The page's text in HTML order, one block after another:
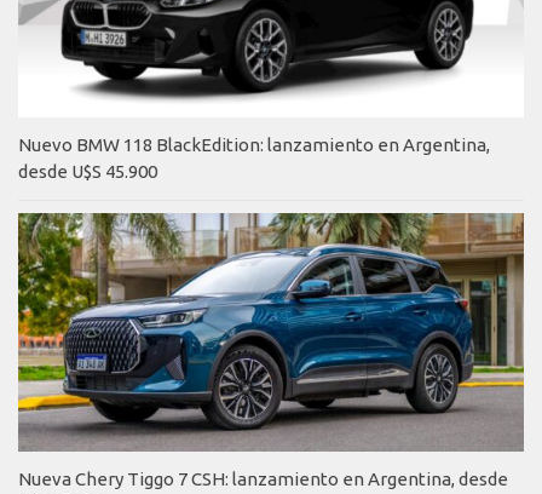
Nuevo BMW 118 BlackEdition: lanzamiento en Argentina,
desde U$S 45.900
Nueva Chery Tiggo 7 CSH: lanzamiento en Argentina, desde